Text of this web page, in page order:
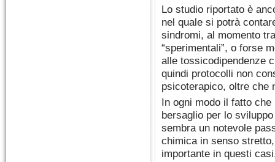
Lo studio riportato è
nel quale si potrà
sindromi, al momento
“sperimentali”, o forse
alle tossicodipendenze
quindi protocolli non
psicoterapico, oltre che
In ogni modo il fatto
bersaglio per lo
sembra un notevole
chimica in senso
importante in questi